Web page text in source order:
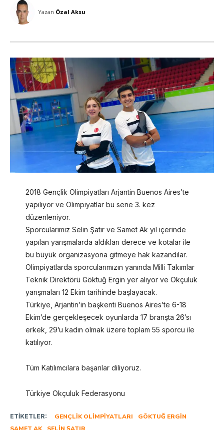
Yazan Özal Aksu
2018 Gençlik Olimpiyatları Arjantin Buenos Aires’te
yapılıyor ve Olimpiyatlar bu sene 3. kez
düzenleniyor.
Sporcularımız Selin Şatır ve Samet Ak yıl içerinde
yapılan yarışmalarda aldıkları derece ve kotalar ile
bu büyük organizasyona gitmeye hak kazandılar.
Olimpiyatlarda sporcularımızın yanında Milli Takımlar
Teknik Direktörü Göktuğ Ergin yer alıyor ve Okçuluk
yarışmaları 12 Ekim tarihinde başlayacak.
Türkiye, Arjantin’in başkenti Buenos Aires’te 6-18
Ekim’de gerçekleşecek oyunlarda 17 branşta 26’sı
erkek, 29’u kadın olmak üzere toplam 55 sporcu ile
katılıyor.
Tüm Katılımcılara başarılar diliyoruz.
Türkiye Okçuluk Federasyonu
ETIKETLER: GENÇLIK OLIMPIYATLARI
GÖKTUĞ ERGIN
SAMET AK
SELIN ŞATIR